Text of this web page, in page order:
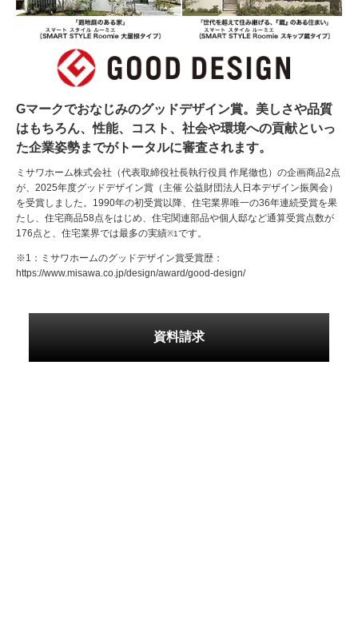
Gマークでおなじみのグッドデザイン賞。美しさや品質
はもちろん、性能、コスト、社会や環境への貢献といっ
た企業姿勢までがトータルに審査されます。
ミサワホーム株式会社（代表取締役社長執行役員 作尾徹也）の企画商品2点
が、2025年度グッドデザイン賞（主催 公益財団法人日本デザイン振興会）
を受賞しました。1990年の初受賞以降、住宅業界唯一の36年連続受賞を果
たし、住宅商品58点をはじめ、住宅関連部品や個人邸など通算受賞点数が
176点と、住宅業界では最多の実績※1です。
※1：ミサワホームのグッドデザイン賞受賞歴：
https://www.misawa.co.jp/design/award/good-design/
資料請求